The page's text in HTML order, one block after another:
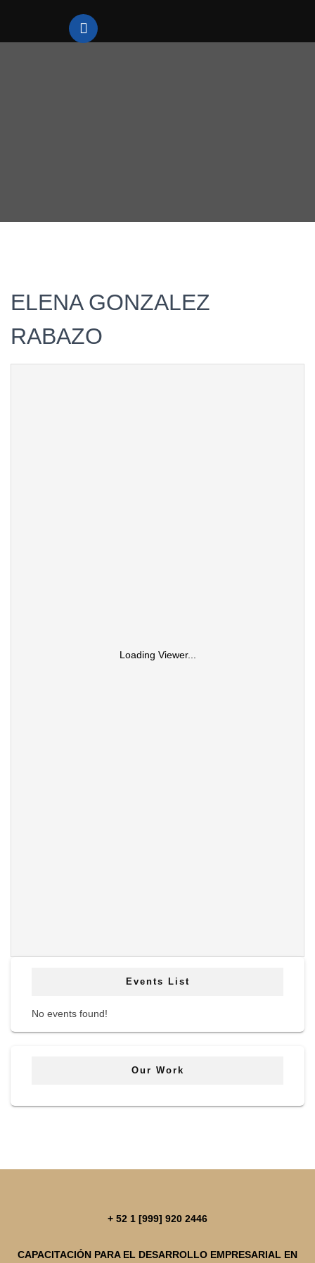
ELENA GONZALEZ
RABAZO
Loading Viewer...
Events List
No events found!
Our Work
+ 52 1 [999] 920 2446
CAPACITACIÓN PARA EL DESARROLLO EMPRESARIAL EN